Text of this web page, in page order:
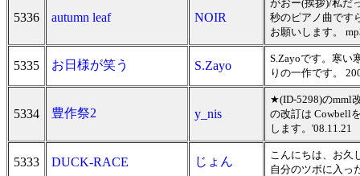
5336 autumn leaf NOIR
がおー(挨拶)/私だ
秒のピアノ曲です
お願いします。
5335 お日様が笑う S.Zayo
S.Zayoです。寒い
りの一作です。
5334 豊作祭2 y_nis
★(ID-5298)のmml
の改訂は Cowbell
します。'08.11.21
5333 DUCK-RACE じょん
こんにちは、お久
自分のツボに入